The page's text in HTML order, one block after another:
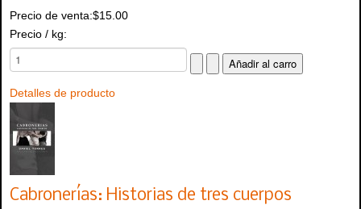
Precio de venta:$15.00
Precio / kg:
Detalles de producto
Cabronerías: Historias de tres cuerpos